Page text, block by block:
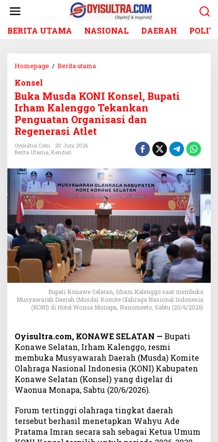
BERITA UTAMA NASIONAL DAERAH
Homepage / Berita utama
a
M
s
d
N
I
K
o
n
s
e
l
,
a
t
i
h
a
m
K
a
l
g
g
o
Konsel
Buka Musda KONI Konsel, Bupati
Irham Kalenggo Tekankan
Penguatan Organisasi dan
Regenerasi Atlet
Oyisultra.com
20 Juni 2026
Berita Utama, Kendari
Bupati Konawe Selatan, Irham Kalenggo saat membuka
Musyawarah Daerah (Musda) Komite Olahraga Nasional Indonesia
(KONI) di Hotel Wonua Monapa, Ranomeeto, Sabtu (20/6/2026)
Oyisultra.com, KONAWE SELATAN — Bupati
Konawe Selatan, Irham Kalenggo, resmi
membuka Musyawarah Daerah (Musda) Komite
Olahraga Nasional Indonesia (KONI) Kabupaten
Konawe Selatan (Konsel) yang digelar di
Waonua Monapa, Sabtu (20/6/2026).
Forum tertinggi olahraga tingkat daerah
tersebut berhasil menetapkan Wahyu Ade
Pratama Imran secara sah sebagai Ketua Umum